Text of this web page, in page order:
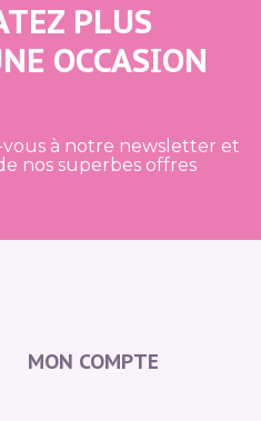
PLUS
OCCASION
vous à notre newsletter et
nos superbes offres
MON COMPTE